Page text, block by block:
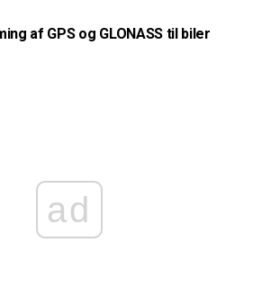
af GPS og GLONASS til biler
ad